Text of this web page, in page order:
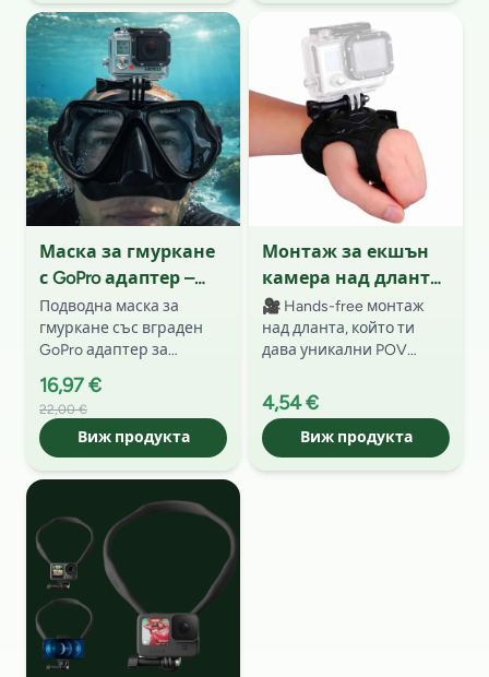
идеална за риболов,
туризъм, скейт, колело и
ежедневни
приключения.
туризъм, риболов и
влогинг.
Маска за гмуркане
с GoPro адаптер –
подводен монтаж
за екшън камери
Подводна маска за
гмуркане със вграден
GoPro адаптер за
първо лице. С закалено
стъкло, силиконова
рамка и универсална
съвместимост с екшън
камери.
16,97 €
22,00 €
Виж продукта
Монтаж за екшън
камера над дланта
на ръката (Hand
Mount) – GoPro /
Insta360 / DJI
🎥 Hands-free монтаж
над дланта, който ти
дава уникални POV
камерата. Регулируем
ремък, стабилно
захващане и бърз
монтаж – идеален за
4,54 €
Виж продукта